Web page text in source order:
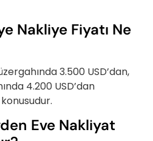
Nakliye Fiyatı Ne
3.500 USD’dan,
4.200 USD’dan
Eve Nakliyat